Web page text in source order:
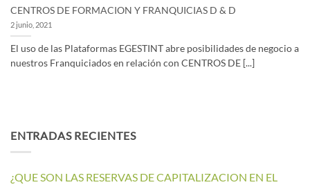
CENTROS DE FORMACION Y FRANQUICIAS D & D
2 junio, 2021
El uso de las Plataformas EGESTINT abre posibilidades de negocio a
nuestros Franquiciados en relación con CENTROS DE [...]
ENTRADAS RECIENTES
¿QUE SON LAS RESERVAS DE CAPITALIZACION EN EL